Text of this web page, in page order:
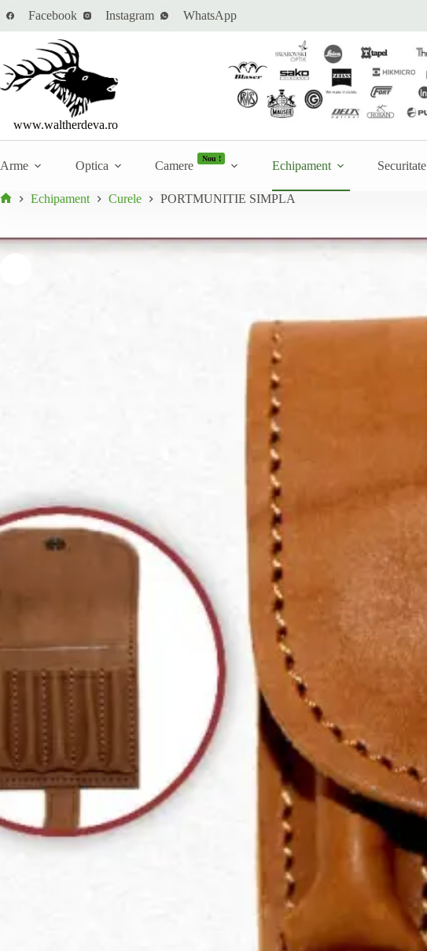
la
conținut
PORTMUNITIE SIMPLA
În stoc
Cantitate
PORTMUNITIE
Facebook Instagram WhatsApp
www.waltherdeva.ro
Arme Optica Camere
Nou !
Echipament Securitate
Echipament Curele PORTMUNITIE SIMPLA